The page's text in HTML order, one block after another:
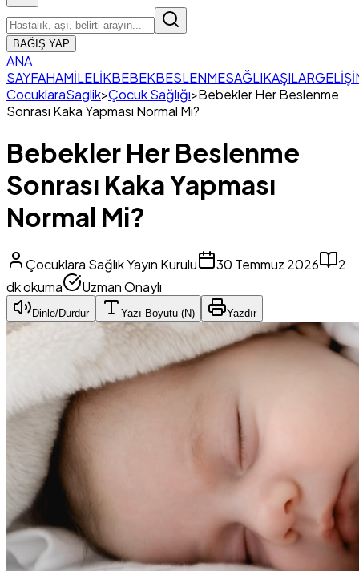
BAĞIŞ YAP
ANA
SAYFAHAMİLELİKBEBEKBESLENMESAĞLIKAŞILAR
CocuklaraSaglik>Çocuk Sağlığı>Bebekler Her Beslenme
Sonrası Kaka Yapması Normal Mi?
Bebekler Her Beslenme
Sonrası Kaka Yapması
Normal Mi?
Çocuklara Sağlık Yayın Kurulu 30 Temmuz 2026
2
dk okuma
Uzman Onaylı
Dinle/Durdur Yazı Boyutu (N) Yazdır